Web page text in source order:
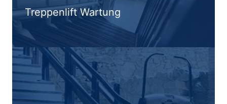
Treppenlift Wartung